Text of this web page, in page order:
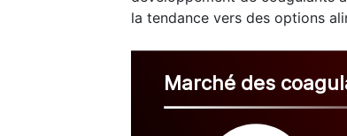
la tendance vers des options
Marché des